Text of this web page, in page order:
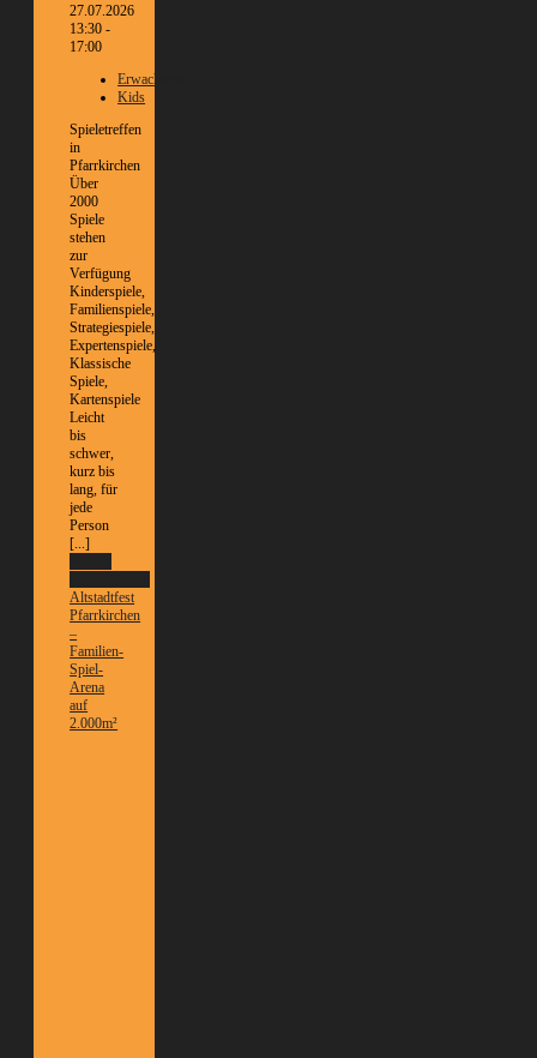
27.07.2026
13:30 -
17:00
Erwachsene
Kids
Spieletreffen
in
Pfarrkirchen
Über
2000
Spiele
stehen
zur
Verfügung
Kinderspiele,
Familienspiele,
Strategiespiele,
Expertenspiele,
Klassische
Spiele,
Kartenspiele
Leicht
bis
schwer,
kurz bis
lang, für
jede
Person
[...]
Altstadtfest
Pfarrkirchen
–
Familien-
Spiel-
Arena
auf
2.000m²